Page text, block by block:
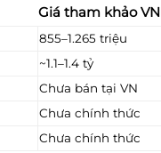
Giá tham khảo VN
855–1.265 triệu
~1.1–1.4 tỷ
Chưa bán tại VN
Chưa chính thức
Chưa chính thức